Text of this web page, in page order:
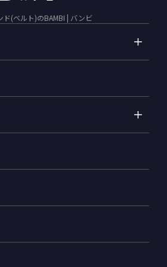
ド(ベルト)のBAMBI | バンビ